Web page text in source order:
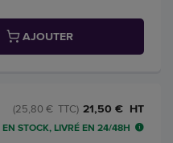
AJOUTER
21,50 € HT
(25,80 € TTC)
EN STOCK, LIVRÉ EN 24/48H